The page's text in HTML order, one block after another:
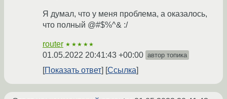
Я думал, что у меня проблема, а оказалось,
что полный @#$%^& :/
router ★★★★★
01.05.2022 20:41:43 +00:00 автор топика
Показать ответ Ссылка